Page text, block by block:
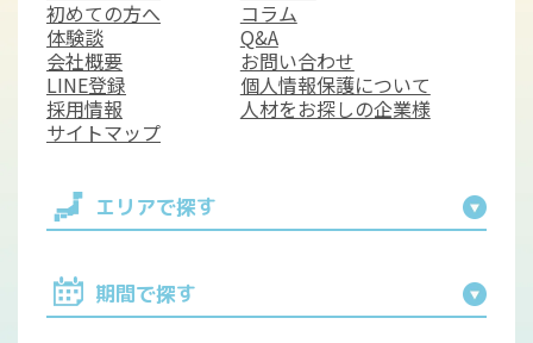
エリアで探す
期間で探す
初めての方へ
コラム
体験談
Q&A
会社概要
お問い合わせ
LINE登録
個人情報保護について
採用情報
人材をお探しの企業様
サイトマップ